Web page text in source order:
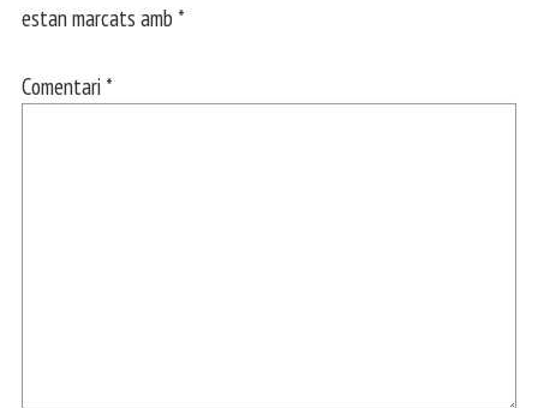
estan marcats amb *
Comentari *